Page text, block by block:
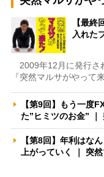
【最
入れた
2009年12月に発行さ
『突然マルサがやって
【第9回】もう一度
た”ヒミツのお金”
【第8回】年利はな
上がっていく ｜ 突